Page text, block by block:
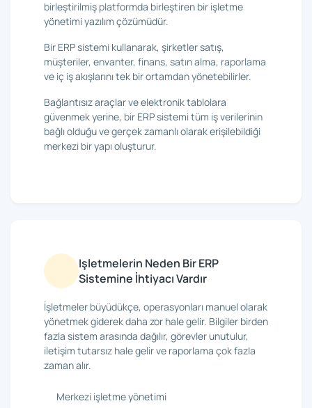
birleştirilmiş platformda birleştiren bir işletme
yönetimi yazılım çözümüdür.
Bir ERP sistemi kullanarak, şirketler satış,
müşteriler, envanter, finans, satın alma, raporlama
ve iç iş akışlarını tek bir ortamdan yönetebilirler.
Bağlantısız araçlar ve elektronik tablolara
güvenmek yerine, bir ERP sistemi tüm iş verilerinin
bağlı olduğu ve gerçek zamanlı olarak erişilebildiği
merkezi bir yapı oluşturur.
Işletmelerin Neden Bir ERP
Sistemine İhtiyacı Vardır
İşletmeler büyüdükçe, operasyonları manuel olarak
yönetmek giderek daha zor hale gelir. Bilgiler birden
fazla sistem arasında dağılır, görevler unutulur,
iletişim tutarsız hale gelir ve raporlama çok fazla
zaman alır.
Merkezi işletme yönetimi